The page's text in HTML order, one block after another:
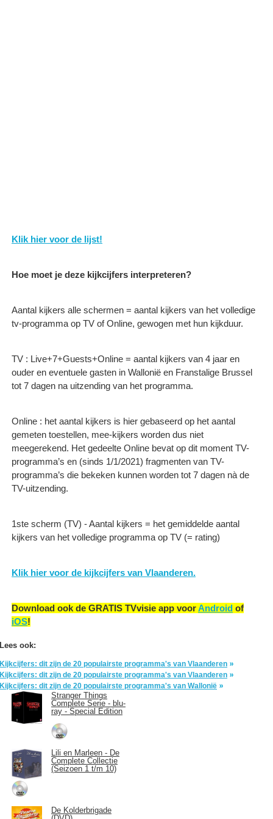
Klik hier voor de lijst!
Hoe moet je deze kijkcijfers interpreteren?
Aantal kijkers alle schermen = aantal kijkers van het volledige
tv-programma op TV of Online, gewogen met hun kijkduur.
TV : Live+7+Guests+Online = aantal kijkers van 4 jaar en
ouder en eventuele gasten in Wallonië en Franstalige Brussel
tot 7 dagen na uitzending van het programma.
Online : het aantal kijkers is hier gebaseerd op het aantal
gemeten toestellen, mee-kijkers worden dus niet
meegerekend. Het gedeelte Online bevat op dit moment TV-
programma’s en (sinds 1/1/2021) fragmenten van TV-
programma’s die bekeken kunnen worden tot 7 dagen nà de
TV-uitzending.
1ste scherm (TV) - Aantal kijkers = het gemiddelde aantal
kijkers van het volledige programma op TV (= rating)
Klik hier voor de kijkcijfers van Vlaanderen.
Download ook de GRATIS TVvisie app voorAndroid of
iOS!
Lees ook:
Kijkcijfers: dit zijn de 20 populairste programma's van Vlaanderen
Kijkcijfers: dit zijn de 20 populairste programma's van Vlaanderen
Kijkcijfers: dit zijn de 20 populairste programma's van Wallonië
Stranger Things
Complete Serie - blu-
ray - Special Edition
Lili en Marleen - De
Complete Collectie
(Seizoen 1 t/m 10)
De Kolderbrigade